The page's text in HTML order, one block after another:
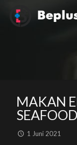
MAKAN
1 Juni 2021